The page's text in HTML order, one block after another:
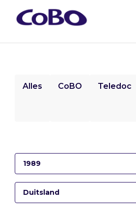
Alles CoBO Teledoc
1989
Duitsland